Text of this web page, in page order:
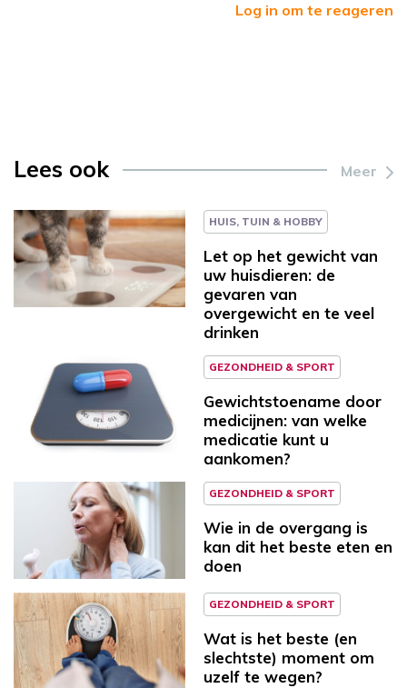
Log in om te reageren
Lees ook Meer
HUIS, TUIN & HOBBY
Let op het gewicht van
uw huisdieren: de
gevaren van
overgewicht en te veel
drinken
GEZONDHEID & SPORT
Gewichtstoename door
medicijnen: van welke
medicatie kunt u
aankomen?
GEZONDHEID & SPORT
Wie in de overgang is
kan dit het beste eten en
doen
GEZONDHEID & SPORT
Wat is het beste (en
slechtste) moment om
uzelf te wegen?